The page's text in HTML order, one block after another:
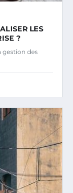
LES
?
gestion des